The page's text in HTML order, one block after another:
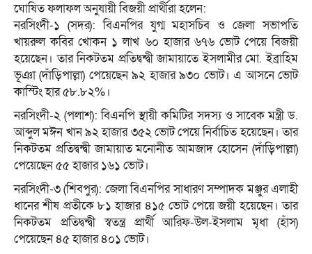
​ঘোষিত ফলাফল অনুযায়ী বিজয়ী প্রার্থীরা হলেন:
​নরসিংদী-১ (সদর): বিএনপির যুগ্ম মহাসচিব ও জেলা সভাপতি
খায়রুল কবির খোকন ১ লাখ ৬০ হাজার ৬৭৬ ভোট পেয়ে বিজয়ী
হয়েছেন। তার নিকটতম প্রতিদ্বন্দ্বী জামায়াতে ইসলামীর মো. ইব্রাহিম
ভূঞা (দাঁড়িপাল্লা) পেয়েছেন ৯২ হাজার ৯৩০ ভোট। এ আসনে ভোট
কাস্টিং হার ৫৮.৮২%।
​নরসিংদী-২ (পলাশ): বিএনপি স্থায়ী কমিটির সদস্য ও সাবেক মন্ত্রী ড.
আব্দুল মঈন খান ৯২ হাজার ৩৫২ ভোট পেয়ে নির্বাচিত হয়েছেন। তার
নিকটতম প্রতিদ্বন্দ্বী জামায়াত মনোনীত আমজাদ হোসেন (দাঁড়িপাল্লা)
পেয়েছেন ৫৫ হাজার ১৬১ ভোট।
​নরসিংদী-৩ (শিবপুর): জেলা বিএনপির সাধারণ সম্পাদক মঞ্জুর এলাহী
ধানের শীষ প্রতীকে ৮১ হাজার ৪১৫ ভোট পেয়ে জয়ী হয়েছেন। তার
নিকটতম প্রতিদ্বন্দ্বী স্বতন্ত্র প্রার্থী আরিফ-উল-ইসলাম মৃধা (হাঁস)
পেয়েছেন ৪৫ হাজার ৪০১ ভোট।